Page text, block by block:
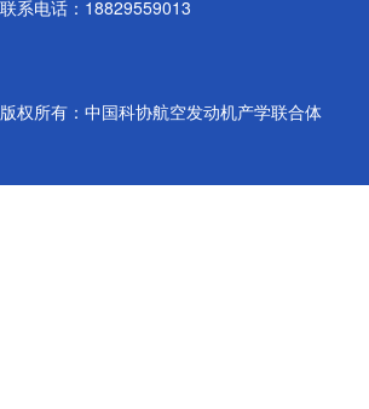
联系电话：18829559013
版权所有：中国科协航空发动机产学联合体